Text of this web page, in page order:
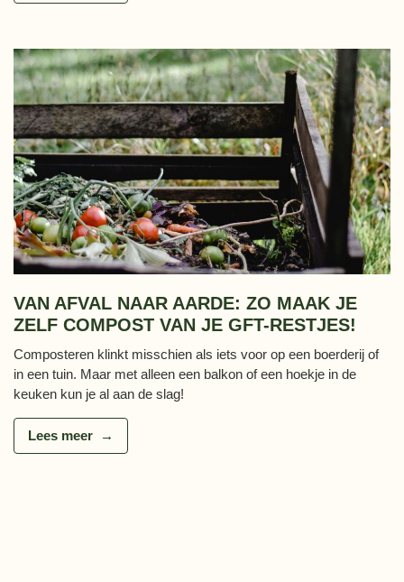
VAN AFVAL NAAR AARDE: ZO MAAK JE
ZELF COMPOST VAN JE GFT-RESTJES!
Composteren klinkt misschien als iets voor op een boerderij of
in een tuin. Maar met alleen een balkon of een hoekje in de
keuken kun je al aan de slag!
Lees meer